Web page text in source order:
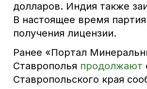
долларов. Индия также
В настоящее время
получения лицензии.
Ранее «Портал
Ставрополья продолжают
Ставропольского края